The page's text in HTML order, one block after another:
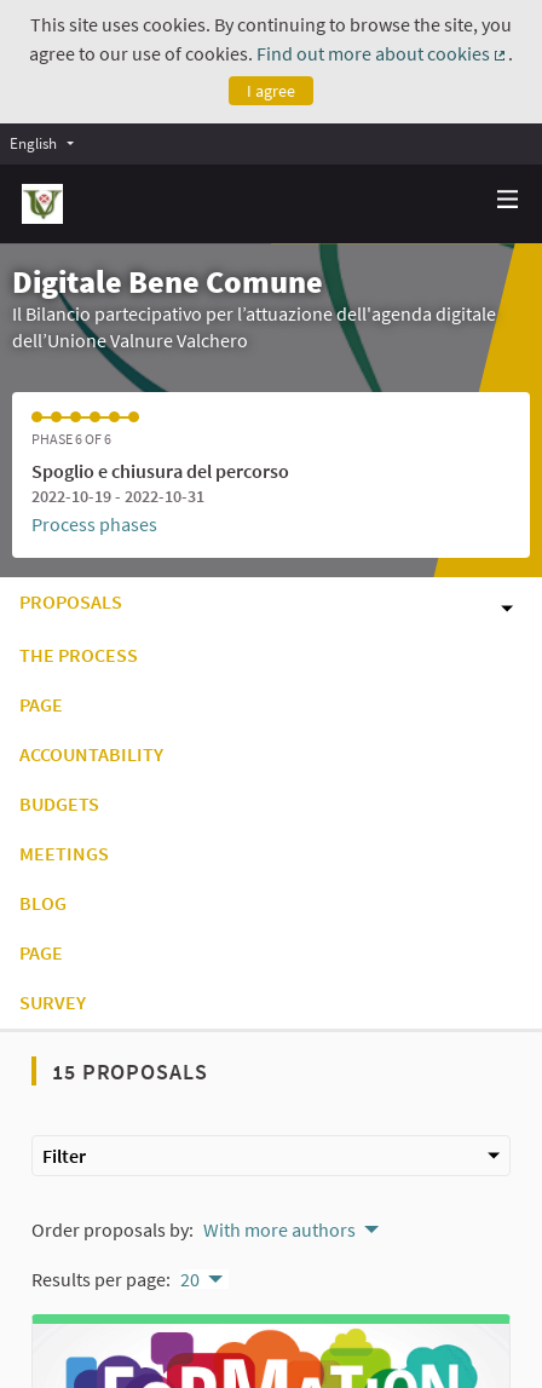
This site uses cookies. By continuing to browse the site, you
agree to our use of cookies. Find out more about cookies
.
I agree
English
Digitale Bene Comune
Il Bilancio partecipativo per l’attuazione dell'agenda digitale
dell’Unione Valnure Valchero
PHASE 6 OF 6
Spoglio e chiusura del percorso
2022-10-19 - 2022-10-31
Process phases
PROPOSALS
THE PROCESS
PAGE
ACCOUNTABILITY
BUDGETS
MEETINGS
BLOG
PAGE
SURVEY
15 PROPOSALS
Filter
Order proposals by: With more authors
Results per page: 20